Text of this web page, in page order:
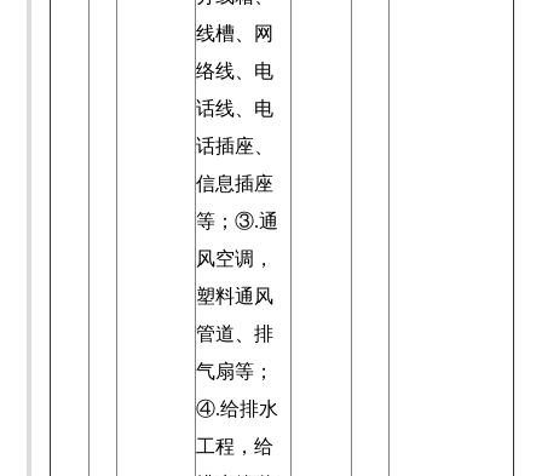
线槽、网
络线、电
话线、电
话插座、
信息插座
等；③.通
风空调，
塑料通风
管道、排
气扇等；
④.给排水
工程，给